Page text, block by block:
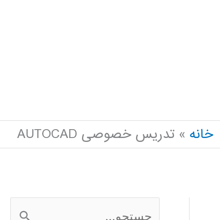
خانه
تدریس خصوصی AUTOCAD